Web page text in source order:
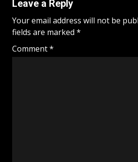
Leave a Reply
Your email address will not be
fields are marked *
Comment*